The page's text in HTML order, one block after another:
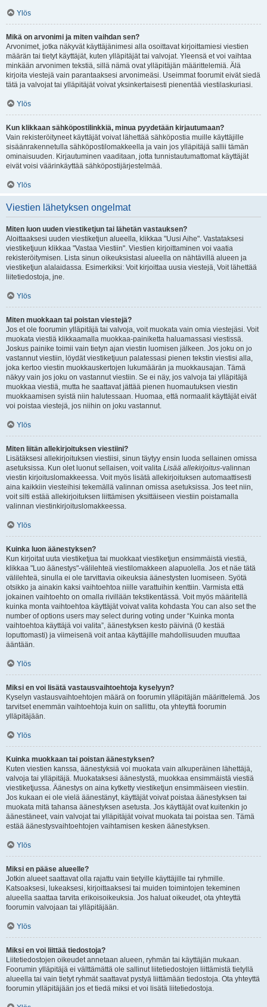
Ylös
Mikä on arvonimi ja miten vaihdan sen?
Arvonimet, jotka näkyvät käyttäjänimesi alla osoittavat kirjoittamiesi viestien
määrän tai tietyt käyttäjät, kuten ylläpitäjät tai valvojat. Yleensä et voi vaihtaa
minkään arvonimen tekstiä, sillä nämä ovat ylläpitäjän määrittelemiä. Älä
kirjoita viestejä vain parantaaksesi arvonimeäsi. Useimmat foorumit eivät siedä
tätä ja valvojat tai ylläpitäjät voivat yksinkertaisesti pienentää viestilaskuriasi.
Ylös
Kun klikkaan sähköpostilinkkiä, minua pyydetään kirjautumaan?
Vain rekisteröityneet käyttäjät voivat lähettää sähköpostia muille käyttäjille
sisäänrakennetulla sähköpostilomakkeella ja vain jos ylläpitäjä sallii tämän
ominaisuuden. Kirjautuminen vaaditaan, jotta tunnistautumattomat käyttäjät
eivät voisi väärinkäyttää sähköpostijärjestelmää.
Ylös
Viestien lähetyksen ongelmat
Miten luon uuden viestiketjun tai lähetän vastauksen?
Aloittaaksesi uuden viestiketjun alueella, klikkaa "Uusi Aihe". Vastataksesi
viestiketjuun klikkaa "Vastaa Viestiin". Viestien kirjoittaminen voi vaatia
rekisteröitymisen. Lista sinun oikeuksistasi alueella on nähtävillä alueen ja
viestiketjun alalaidassa. Esimerkiksi: Voit kirjoittaa uusia viestejä, Voit lähettää
liitetiedostoja, jne.
Ylös
Miten muokkaan tai poistan viestejä?
Jos et ole foorumin ylläpitäjä tai valvoja, voit muokata vain omia viestejäsi. Voit
muokata viestiä klikkaamalla muokkaa-painiketta haluamassasi viestissä.
Joskus painike toimii vain tietyn ajan viestin luomisen jälkeen. Jos joku on jo
vastannut viestiin, löydät viestiketjuun palatessasi pienen tekstin viestisi alla,
joka kertoo viestin muokkauskertojen lukumäärän ja muokkausajan. Tämä
näkyy vain jos joku on vastannut viestiin. Se ei näy, jos valvoja tai ylläpitäjä
muokkaa viestiä, mutta he saattavat jättää pienen huomautuksen viestin
muokkaamisen syistä niin halutessaan. Huomaa, että normaalit käyttäjät eivät
voi poistaa viestejä, jos niihin on joku vastannut.
Ylös
Miten liitän allekirjoituksen viestiini?
Lisätäksesi allekirjoituksen viestiisi, sinun täytyy ensin luoda sellainen omissa
asetuksissa. Kun olet luonut sellaisen, voit valita Lisää allekirjoitus-valinnan
viestin kirjoituslomakkeessa. Voit myös lisätä allekirjoituksen automaattisesti
aina kaikkiin viesteihisi tekemällä valinnan omissa asetuksissa. Jos teet niin,
voit silti estää allekirjoituksen liittämisen yksittäiseen viestiin poistamalla
valinnan viestinkirjoituslomakkeessa.
Ylös
Kuinka luon äänestyksen?
Kun kirjoitat uuta viestiketjua tai muokkaat viestiketjun ensimmäistä viestiä,
klikkaa "Luo äänestys"-välilehteä viestilomakkeen alapuolella. Jos et näe tätä
välilehteä, sinulla ei ole tarvittavia oikeuksia äänestysten luomiseen. Syötä
otsikko ja ainakin kaksi vaihtoehtoa niille varattuihin kenttiin. Varmista että
jokainen vaihtoehto on omalla rivillään tekstikentässä. Voit myös määritellä
kuinka monta vaihtoehtoa käyttäjät voivat valita kohdasta You can also set the
number of options users may select during voting under “Kuinka monta
vaihtoehtoa käyttäjä voi valita”, äänestyksen kesto päivinä (0 kestää
loputtomasti) ja viimeisenä voit antaa käyttäjille mahdollisuuden muuttaa
ääntään.
Ylös
Miksi en voi lisätä vastausvaihtoehtoja kyselyyn?
Kyselyn vastausvaihtoehtojen määrä on foorumin ylläpitäjän määrittelemä. Jos
tarvitset enemmän vaihtoehtoja kuin on sallittu, ota yhteyttä foorumin
ylläpitäjään.
Ylös
Kuinka muokkaan tai poistan äänestyksen?
Kuten viestien kanssa, äänestyksiä voi muokata vain alkuperäinen lähettäjä,
valvoja tai ylläpitäjä. Muokataksesi äänestystä, muokkaa ensimmäistä viestiä
viestiketjussa. Äänestys on aina kytketty viestiketjun ensimmäiseen viestiin.
Jos kukaan ei ole vielä äänestänyt, käyttäjät voivat poistaa äänestyksen tai
muokata mitä tahansa äänestyksen asetusta. Jos käyttäjät ovat kuitenkin jo
äänestäneet, vain valvojat tai ylläpitäjät voivat muokata tai poistaa sen. Tämä
estää äänestysvaihtoehtojen vaihtamisen kesken äänestyksen.
Ylös
Miksi en pääse alueelle?
Jotkin alueet saattavat olla rajattu vain tietyille käyttäjille tai ryhmille.
Katsoaksesi, lukeaksesi, kirjoittaaksesi tai muiden toimintojen tekeminen
alueella saattaa tarvita erikoisoikeuksia. Jos haluat oikeudet, ota yhteyttä
foorumin valvojaan tai ylläpitäjään.
Ylös
Miksi en voi liittää tiedostoja?
Liitetiedostojen oikeudet annetaan alueen, ryhmän tai käyttäjän mukaan.
Foorumin ylläpitäjä ei välttämättä ole sallinut liitetiedostojen liittämistä tietyllä
alueella tai vain tietyt ryhmät saattavat pystyä liittämään tiedostoja. Ota yhteyttä
foorumin ylläpitäjään jos et tiedä miksi et voi lisätä liitetiedostoja.